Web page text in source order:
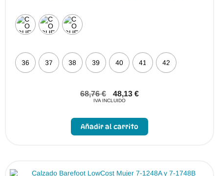
36 37 38 39 40 41 42
68,76€ 48,13 €
IVA INCLUIDO
Añadir al carrito